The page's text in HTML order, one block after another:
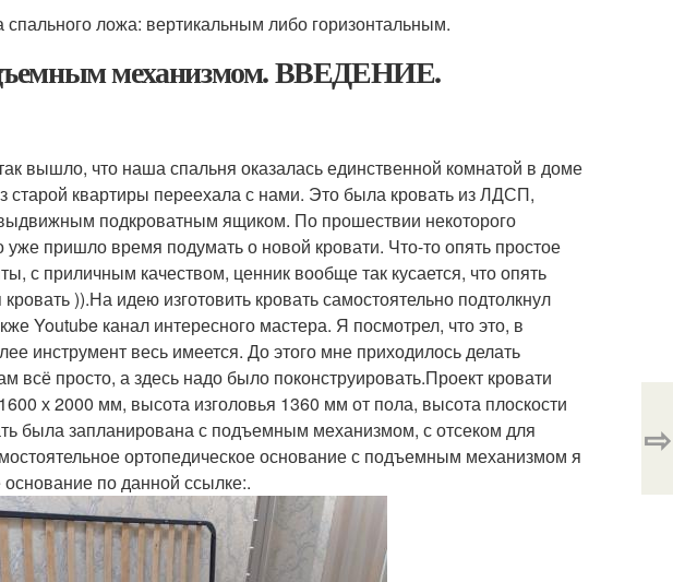
ложа: вертикальным либо горизонтальным.
механизмом. ВВЕДЕНИЕ.
вышло, что наша спальня оказалась единственной комнатой в доме
старой квартиры переехала с нами. Это была кровать из ЛДСП,
подкроватным ящиком. По прошествии некоторого
пришло время подумать о новой кровати. Что-то опять простое
с приличным качеством, ценник вообще так кусается, что опять
)).На идею изготовить кровать самостоятельно подтолкнул
Youtube канал интересного мастера. Я посмотрел, что это, в
инструмент весь имеется. До этого мне приходилось делать
просто, а здесь надо было поконструировать.Проект кровати
х 2000 мм, высота изголовья 1360 мм от пола, высота плоскости
была запланирована с подъемным механизмом, с отсеком для
ортопедическое основание с подъемным механизмом я
по данной ссылке:.
⇨